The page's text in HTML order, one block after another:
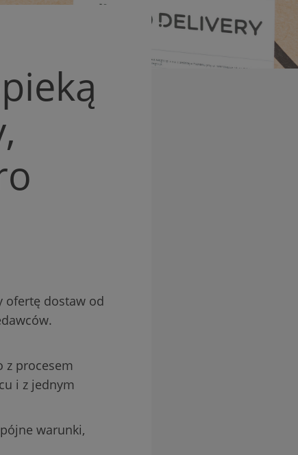
ofertę dostaw od
z procesem
i z jednym
warunki,